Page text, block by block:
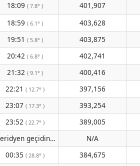
18:09 ( 7.8° ) 401,907
18:59 ( 6.1° ) 403,628
19:51 ( 5.8° ) 403,875
20:42 ( 6.8° ) 402,741
21:32 ( 9.1° ) 400,416
22:21 ( 12.7° ) 397,156
23:07 ( 17.3° ) 393,254
23:52 ( 22.7° ) 389,005
Meridyen geçidinden geçmiyor ( N/A )
N/A
00:35 ( 28.8° ) 384,675